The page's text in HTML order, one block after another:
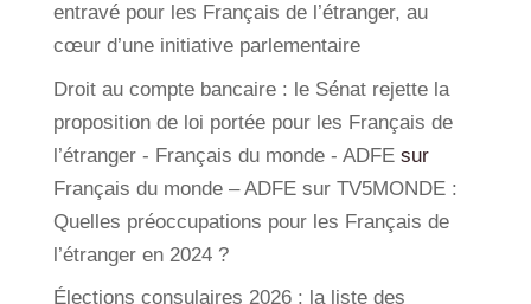
entravé pour les Français de l’étranger, au
cœur d’une initiative parlementaire
Droit au compte bancaire : le Sénat rejette la
proposition de loi portée pour les Français de
l’étranger - Français du monde - ADFEsur
Français du monde – ADFE sur TV5MONDE :
Quelles préoccupations pour les Français de
l’étranger en 2024 ?
Élections consulaires 2026 : la liste des